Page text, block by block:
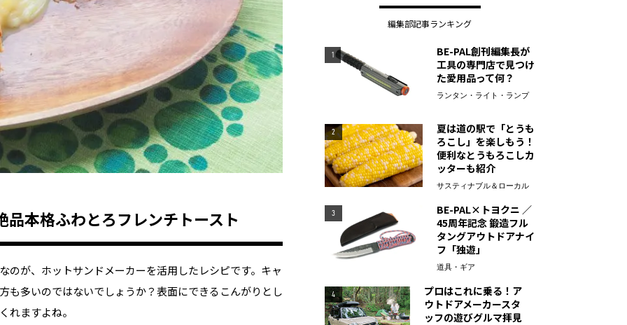
本格ふわとろフレンチトースト
のが、ホットサンドメーカーを活用したレシピです。キャ
も多いのではないでしょうか？表面にできるこんがりとし
れますよね。
編集部記事ランキング
1
BE-PAL創刊編集長が
工具の専門店で見つけ
た愛用品って何？
ランタン・ライト・ランプ
2
夏は道の駅で「とうも
ろこし」を楽しもう！
便利なとうもろこしカ
ッターも紹介
サスティナブル＆ローカル
3
BE-PAL×トヨクニ ／
45周年記念 鍛造フル
タングアウトドアナイ
フ「独遊」
道具・ギア
4
プロはこれに乗る！ア
ウトドアメーカースタ
ッフの遊びグルマ拝見